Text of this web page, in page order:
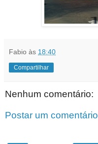
Fabio às 18:40
Compartilhar
Nenhum comentário:
Postar um comentário